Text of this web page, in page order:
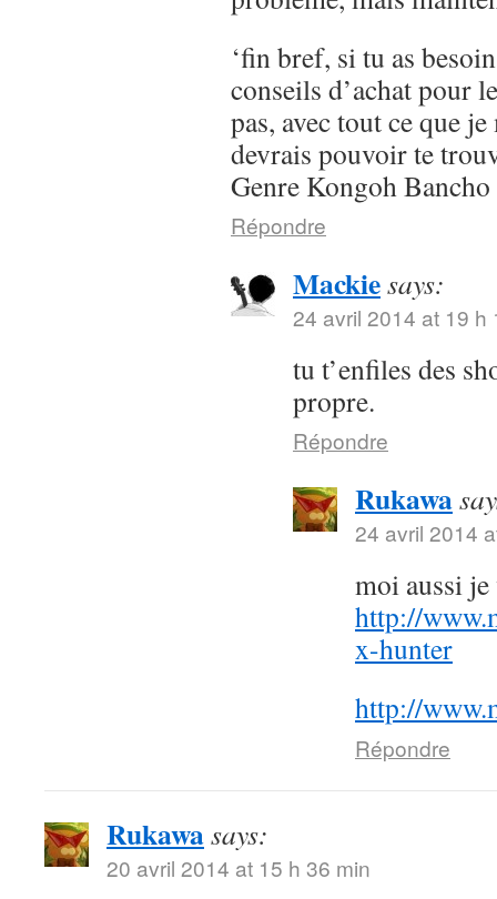
‘fin bref, si tu as
conseils d’achat pour
pas, avec tout ce que
devrais pouvoir te
Genre Kongoh Bancho
Répondre
Mackiesays:
24 avril 2014 at 19 h
tu t’enfiles des
propre.
Répondre
Rukawa
24 avril 2014
moi aussi
http://
x-hunter
http://
Répondre
Rukawasays:
20 avril 2014 at 15 h 36 min